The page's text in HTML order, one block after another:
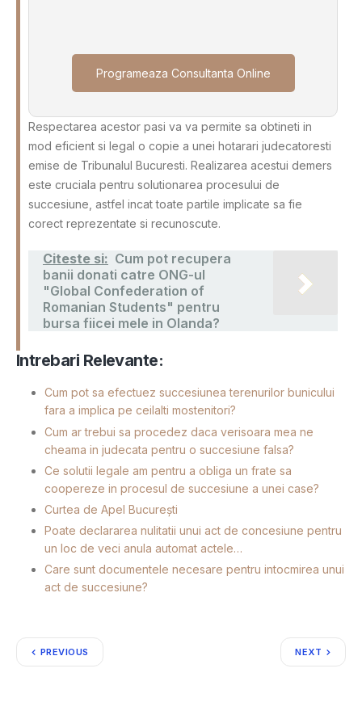
Programeaza Consultanta Online
Respectarea acestor pasi va va permite sa obtineti in
mod eficient si legal o copie a unei hotarari judecatoresti
emise de Tribunalul Bucuresti. Realizarea acestui demers
este cruciala pentru solutionarea procesului de
succesiune, astfel incat toate partile implicate sa fie
corect reprezentate si recunoscute.
Citeste si: Cum pot recupera
banii donati catre ONG-ul
"Global Confederation of
Romanian Students" pentru
bursa fiicei mele in Olanda?
Intrebari Relevante:
Cum pot sa efectuez succesiunea terenurilor bunicului
fara a implica pe ceilalti mostenitori?
Cum ar trebui sa procedez daca verisoara mea ne
cheama in judecata pentru o succesiune falsa?
Ce solutii legale am pentru a obliga un frate sa
coopereze in procesul de succesiune a unei case?
Curtea de Apel București
Poate declararea nulitatii unui act de concesiune pentru
un loc de veci anula automat actele…
Care sunt documentele necesare pentru intocmirea unui
act de succesiune?
PREVIOUS NEXT